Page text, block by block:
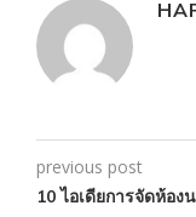
previous post
10 ไอเดียการจัดห้อ